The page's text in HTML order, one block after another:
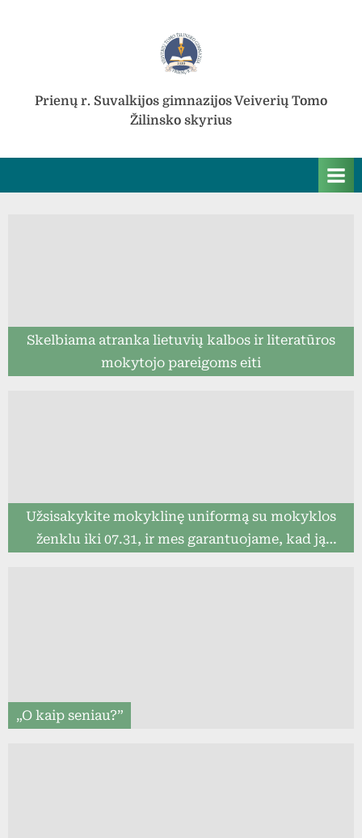
Prienų r. Suvalkijos gimnazijos Veiverių Tomo
Žilinsko skyrius
Skelbiama atranka lietuvių kalbos ir literatūros
mokytojo pareigoms eiti
Užsisakykite mokyklinę uniformą su mokyklos
ženklu iki 07.31, ir mes garantuojame, kad ją
„O kaip seniau?”